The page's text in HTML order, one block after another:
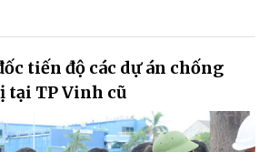
tiến độ các dự án chống
tại TP Vinh cũ